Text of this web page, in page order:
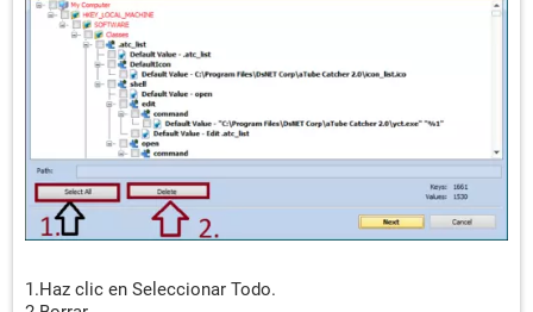
1.Haz clic en Seleccionar Todo.